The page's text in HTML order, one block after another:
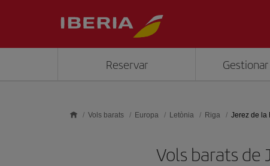
Reservar
Vols barats Europa Letònia Riga Jerez de la
Vols barats de